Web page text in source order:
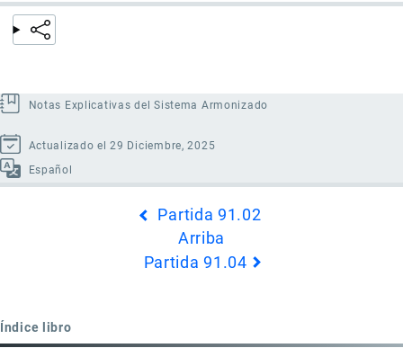
Notas Explicativas del Sistema Armonizado
Actualizado el 29 Diciembre, 2025
Español
Partida 91.02
Arriba
Partida 91.04
Índice libro